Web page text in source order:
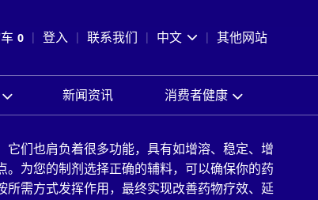
0
看购物车
登入 联系我们 中文 其他网站
新闻资讯 消费者健康
它们也肩负着很多功能，具有如增溶、稳定、增
。为您的制剂选择正确的辅料，可以确保你的药
所需方式发挥作用，最终实现改善药物疗效、延